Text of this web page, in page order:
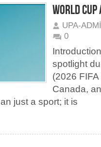
WORLD
UPA-
0
spotlight
(2026
Canada,
just a sport; it is